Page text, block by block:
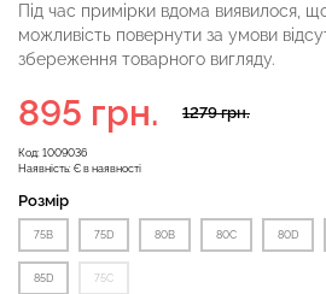
Під час примірки вдома виявилося,
можливість повернути за умови
збереження товарного вигляду.
Код: 1009036
Наявність: Є в наявності
1279 грн.
895 грн.
Розмір
75B 75D 80В 80С 80D
85D 75C